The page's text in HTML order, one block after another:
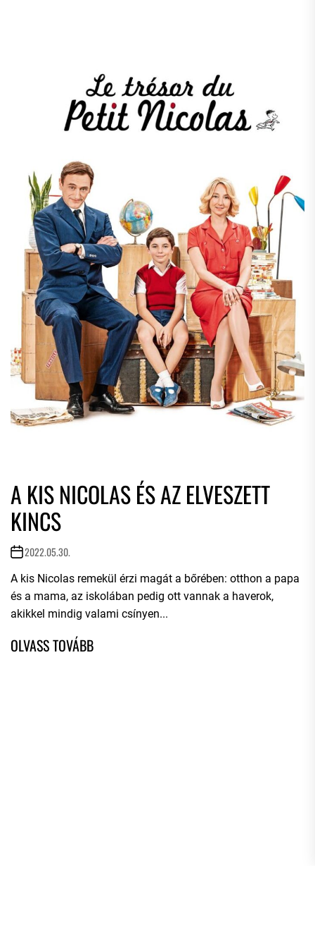
A KIS NICOLAS ÉS AZ ELVESZETT
KINCS
2022.05.30.
A kis Nicolas remekül érzi magát a bőrében: otthon a papa
és a mama, az iskolában pedig ott vannak a haverok,
akikkel mindig valami csínyen...